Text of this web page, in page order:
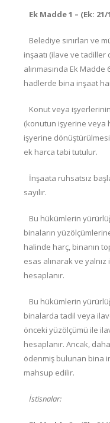
Ek Madde 1 – (Ek:
Belediye sınırları ve
inşaatı (ilave ve tadiller
alınmasında Ek
hadlerde bina inşaat
Konut veya işyerlerinin
(konutun işyerine veya
işyerine
ek harca tabi tutulur.
İnşaata ruhsatsız
sayılır.
Bu hükümlerin
binaların
halinde harç, binanın
esas alınarak ve
hesaplanır.
Bu hükümlerin
binalarda tadil veya
önceki yüzölçümü ile
hesaplanır. Ancak,
ödenmiş bulunan bina
mahsup edilir.
İstisnalar: